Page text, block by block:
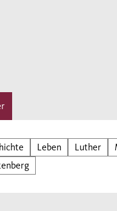
Seine
ein und zeigt
Leben Luther